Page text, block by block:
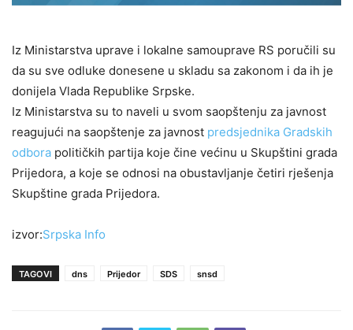
Iz Ministarstva uprave i lokalne samouprave RS poručili su
da su sve odluke donesene u skladu sa zakonom i da ih je
donijela Vlada Republike Srpske.
Iz Ministarstva su to naveli u svom saopštenju za javnost
reagujući na saopštenje za javnost predsjednika Gradskih
odbora političkih partija koje čine većinu u Skupštini grada
Prijedora, a koje se odnosi na obustavljanje četiri rješenja
Skupštine grada Prijedora.
izvor:Srpska Info
TAGOVI dns Prijedor SDS snsd